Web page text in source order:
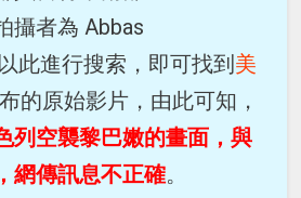
攝者為 Abbas
此進行搜索，即可找到 美
布的原始影片，由此可知，
列空襲黎巴嫩的畫面，與
網傳訊息不正確。